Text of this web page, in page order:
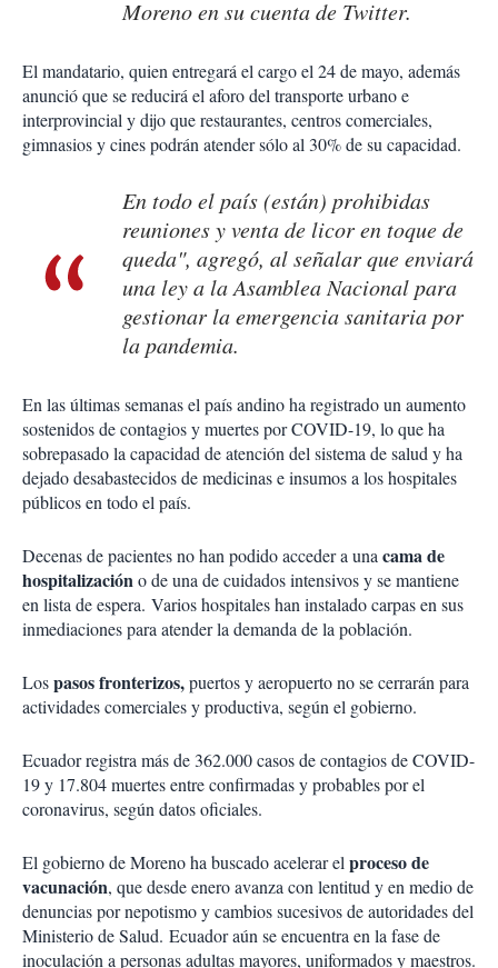
Moreno en su cuenta de Twitter.
El mandatario, quien entregará el cargo el 24 de mayo, además
anunció que se reducirá el aforo del transporte urbano e
interprovincial y dijo que restaurantes, centros comerciales,
gimnasios y cines podrán atender sólo al 30% de su capacidad.
En todo el país (están) prohibidas
reuniones y venta de licor en toque de
queda", agregó, al señalar que enviará
una ley a la Asamblea Nacional para
gestionar la emergencia sanitaria por
la pandemia.
En las últimas semanas el país andino ha registrado un aumento
sostenidos de contagios y muertes por COVID-19, lo que ha
sobrepasado la capacidad de atención del sistema de salud y ha
dejado desabastecidos de medicinas e insumos a los hospitales
públicos en todo el país.
Decenas de pacientes no han podido acceder a unacama de
hospitalizacióno de una de cuidados intensivos y se mantiene
en lista de espera. Varios hospitales han instalado carpas en sus
inmediaciones para atender la demanda de la población.
Lospasos fronterizos,puertos y aeropuerto no se cerrarán para
actividades comerciales y productiva, según el gobierno.
Ecuador registra más de 362.000 casos de contagios de COVID-
19 y 17.804 muertes entre confirmadas y probables por el
coronavirus, según datos oficiales.
El gobierno de Moreno ha buscado acelerar elproceso de
vacunación, que desde enero avanza con lentitud y en medio de
denuncias por nepotismo y cambios sucesivos de autoridades del
Ministerio de Salud. Ecuador aún se encuentra en la fase de
inoculación a personas adultas mayores, uniformados y maestros.